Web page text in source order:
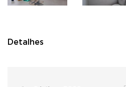
Detalhes